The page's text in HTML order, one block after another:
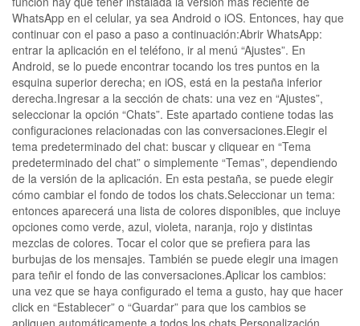
WhatsApp en el celular, ya sea Android o iOS. Entonces, hay que
continuar con el paso a paso a continuación:Abrir WhatsApp:
entrar la aplicación en el teléfono, ir al menú “Ajustes”. En
Android, se lo puede encontrar tocando los tres puntos en la
esquina superior derecha; en iOS, está en la pestaña inferior
derecha.Ingresar a la sección de chats: una vez en “Ajustes”,
seleccionar la opción “Chats”. Este apartado contiene todas las
configuraciones relacionadas con las conversaciones.Elegir el
tema predeterminado del chat: buscar y cliquear en “Tema
predeterminado del chat” o simplemente “Temas”, dependiendo
de la versión de la aplicación. En esta pestaña, se puede elegir
cómo cambiar el fondo de todos los chats.Seleccionar un tema:
entonces aparecerá una lista de colores disponibles, que incluye
opciones como verde, azul, violeta, naranja, rojo y distintas
mezclas de colores. Tocar el color que se prefiera para las
burbujas de los mensajes. También se puede elegir una imagen
para teñir el fondo de las conversaciones.Aplicar los cambios:
una vez que se haya configurado el tema a gusto, hay que hacer
click en “Establecer” o “Guardar” para que los cambios se
apliquen automáticamente a todos los chats.Personalización